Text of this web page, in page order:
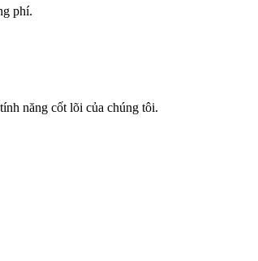
phí.
năng cốt lõi của chúng tôi.